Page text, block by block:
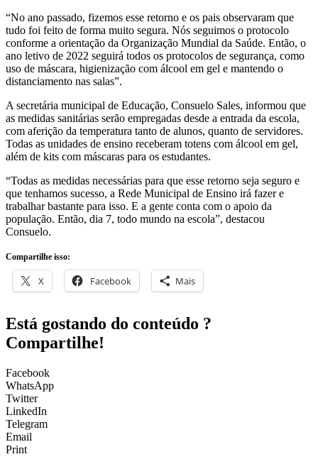
“No ano passado, fizemos esse retorno e os pais observaram que
tudo foi feito de forma muito segura. Nós seguimos o protocolo
conforme a orientação da Organização Mundial da Saúde. Então, o
ano letivo de 2022 seguirá todos os protocolos de segurança, como
uso de máscara, higienização com álcool em gel e mantendo o
distanciamento nas salas”.
A secretária municipal de Educação, Consuelo Sales, informou que
as medidas sanitárias serão empregadas desde a entrada da escola,
com aferição da temperatura tanto de alunos, quanto de servidores.
Todas as unidades de ensino receberam totens com álcool em gel,
além de kits com máscaras para os estudantes.
“Todas as medidas necessárias para que esse retorno seja seguro e
que tenhamos sucesso, a Rede Municipal de Ensino irá fazer e
trabalhar bastante para isso. E a gente conta com o apoio da
população. Então, dia 7, todo mundo na escola”, destacou
Consuelo.
Compartilhe isso:
X Facebook Mais
Está gostando do conteúdo ?
Compartilhe!
Facebook
WhatsApp
Twitter
LinkedIn
Telegram
Email
Print